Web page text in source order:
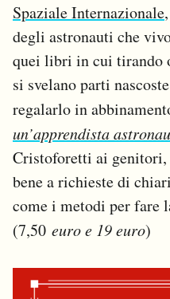
Spaziale Internazionale
degli astronauti che
quei libri in cui tirando
si svelano parti
regalarlo in
un’apprendista
Cristoforetti ai genitori,
bene a richieste di
come i metodi per fare
(7,50 euro e 19 euro)